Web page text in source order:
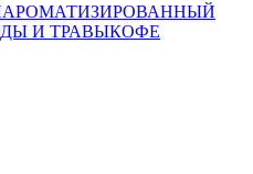
АРОМАТИЗИРОВАННЫЙ
И ТРАВЫКОФЕ